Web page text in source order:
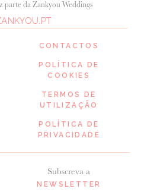
parte da Zankyou Weddings
Subscreva a
NEWSLETTER
CONTACTOS
POLÍTICA DE
COOKIES
TERMOS DE
UTILIZAÇÃO
POLÍTICA DE
PRIVACIDADE